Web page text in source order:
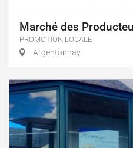
Marché des
PROMOTION LOCALE
Argentonnay